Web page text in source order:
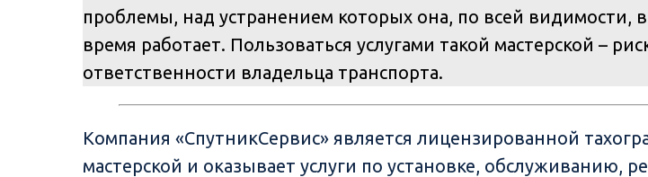
проблемы, над устранением которых она, по всей видимости,
время работает. Пользоваться услугами такой мастерской –
ответственности владельца транспорта.
Компания «СпутникСервис» является лицензированной
мастерской и оказывает услуги по установке, обслуживанию,